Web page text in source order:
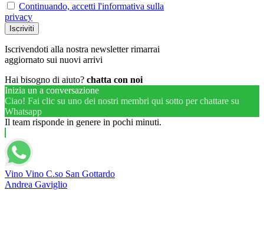
Continuando, accetti l'informativa sulla
privacy
Iscrivendoti alla nostra newsletter rimarrai
aggiornato sui nuovi arrivi
Hai bisogno di aiuto? chatta con noi
Inizia un a conversazione
Ciao! Fai clic su uno dei nostri membri qui sotto per chattare su
Whatsapp
Il team risponde in genere in pochi minuti.
Vino Vino C.so San Gottardo
Andrea Gaviglio